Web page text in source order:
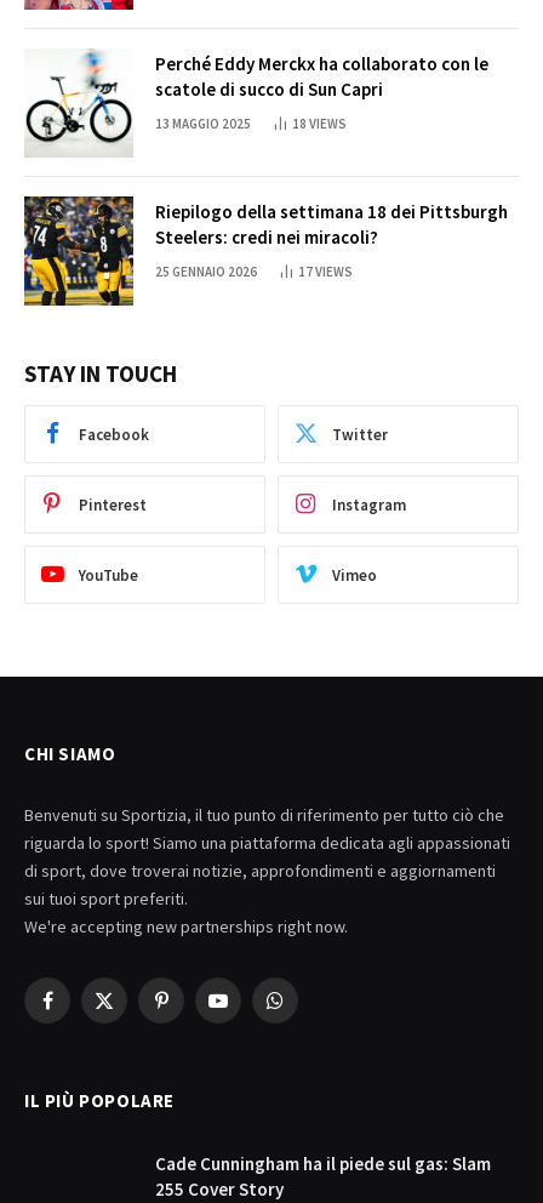
Perché Eddy Merckx ha collaborato con le
scatole di succo di Sun Capri
13 MAGGIO 2025 18 VIEWS
Riepilogo della settimana 18 dei Pittsburgh
Steelers: credi nei miracoli?
25 GENNAIO 2026 17VIEWS
STAY IN TOUCH
Facebook Twitter
Pinterest Instagram
YouTube Vimeo
CHI SIAMO
Benvenuti su Sportizia, il tuo punto di riferimento per tutto ciò che
riguarda lo sport! Siamo una piattaforma dedicata agli appassionati
di sport, dove troverai notizie, approfondimenti e aggiornamenti
sui tuoi sport preferiti.
We're accepting new partnerships right now.
Facebook
X
PinterestYouTubeWhatsApp
IL PIÙ POPOLARE
Cade Cunningham ha il piede sul gas: Slam
255 Cover Story